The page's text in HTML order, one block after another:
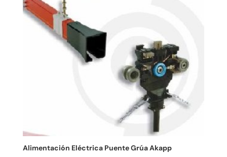
Alimentación Eléctrica Puente Grúa Akapp